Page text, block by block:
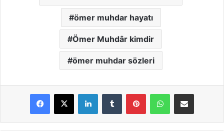
ömer muhdar hayatı
Ömer Muhdâr kimdir
ömer muhdar sözleri